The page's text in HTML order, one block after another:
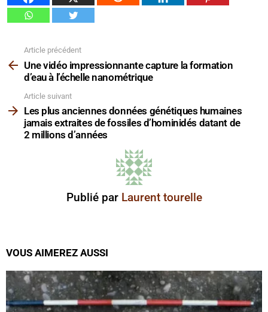
plus
Article précédent
Une vidéo impressionnante capture la formation
d’eau à l’échelle nanométrique
Article suivant
Les plus anciennes données génétiques humaines
jamais extraites de fossiles d’hominidés datant de
2 millions d’années
Publié par Laurent tourelle
VOUS AIMEREZ AUSSI